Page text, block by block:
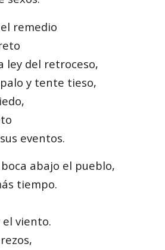
remedio
ley del retroceso,
y tente tieso,
eventos.
abajo el pueblo,
tiempo.
el viento.